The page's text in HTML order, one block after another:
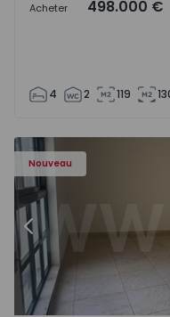
Acheter 498.000 €
4 2 119
Nouveau
- 15
Appartement T3
Précédent